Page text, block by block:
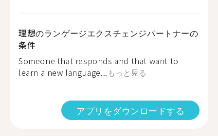
理想のランゲージエクスチェンジパートナーの
条件
Someone that responds and that want to
learn a new language... もっと見る
アプリをダウンロードする